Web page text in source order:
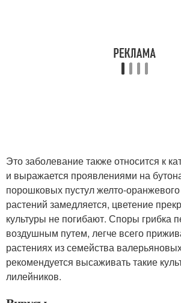
Это заболевание также относится к
и выражается проявлениями на
порошковых пустул желто-оранжевого
растений замедляется, цветение
культуры не погибают. Споры грибка
воздушным путем, легче всего
растениях из семейства
рекомендуется высаживать такие
лилейников.